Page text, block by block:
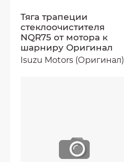
Тяга трапеции
стеклоочистителя
NQR75 от мотора к
шарниру Оригинал
Isuzu Motors (Оригинал)